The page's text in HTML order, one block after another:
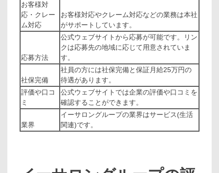
お客様対
応・クレー
ム対応
お客様対応やクレーム対応などの業務は本社
がサポートしています。
応募方法
公式ウェブサイトから応募が可能です。リン
クは応募先の地域に応じて用意されていま
す。
社保完備
社員の方には社保完備と保証月給25万円の
待遇があります。
評価や口コ
ミ
公式ウェブサイトでは企業の評価や口コミを
確認することができます。
業界
イーサロングループの業界はサービス(生活
関連)です。